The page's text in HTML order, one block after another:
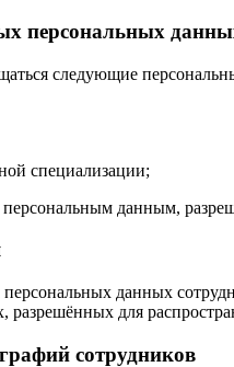
персональных
следующие
специализации;
персональным данным,
данных
разрешённых для
сотрудников